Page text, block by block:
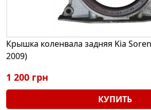
Крышка коленвала задняя Kia
2009)
1 200 грн
КУПИТЬ